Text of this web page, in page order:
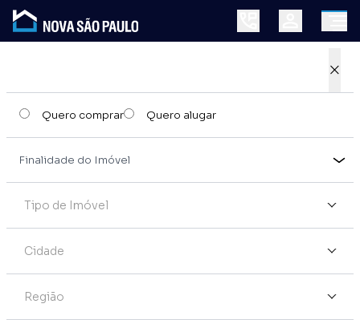
×
Quero comprar Quero alugar
Tipo de Imóvel
Cidade
Região